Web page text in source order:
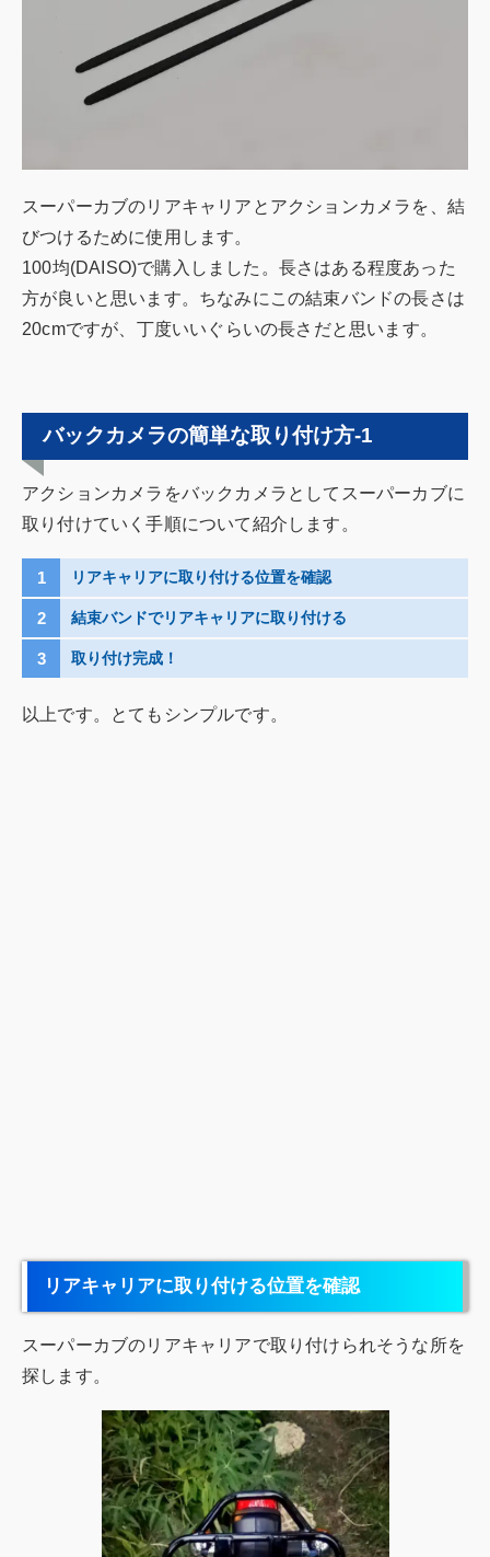
スーパーカブのリアキャリアとアクションカメラを、結
びつけるために使用します。
100均(DAISO)で購入しました。長さはある程度あった
方が良いと思います。ちなみにこの結束バンドの長さは
20cmですが、丁度いいぐらいの長さだと思います。
バックカメラの簡単な取り付け方-1
アクションカメラをバックカメラとしてスーパーカブに
取り付けていく手順について紹介します。
リアキャリアに取り付ける位置を確認
結束バンドでリアキャリアに取り付ける
取り付け完成！
以上です。とてもシンプルです。
リアキャリアに取り付ける位置を確認
スーパーカブのリアキャリアで取り付けられそうな所を
探します。